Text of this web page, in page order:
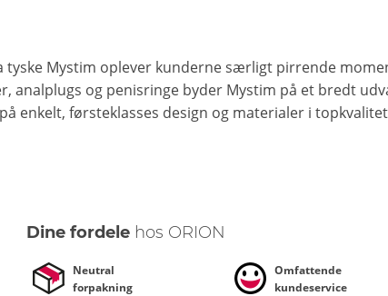
Mystim oplever kunderne særligt pirrende
analplugs og penisringe byder Mystim på et bredt
enkelt, førsteklasses design og materialer i
Dine fordelehos ORION
Neutral
forpakning
Omfattende
kundeservice